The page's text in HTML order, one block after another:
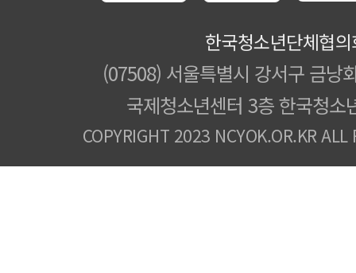
한국청소년단체협
(07508) 서울특별시 강서구 금낭
국제청소년센터 3층 한국청소
COPYRIGHT 2023 NCYOK.OR.KR ALL